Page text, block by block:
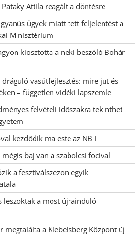
Attila reagált a döntésre
ügyek miatt tett feljelentést a
Minisztérium
kiosztotta a neki beszóló Bohár
dráguló vasútfejlesztés: mire jut és
– független vidéki lapszemle
felvételi időszakra tekinthet
kezdődik ma este az NB I
baj van a szabolcsi focival
a fesztiválszezon egyik
leszoktak a most újrainduló
megtalálta a Klebelsberg Központ új